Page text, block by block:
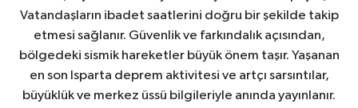
Vatandaşların ibadet saatlerini doğru bir şekilde takip
etmesi sağlanır. Güvenlik ve farkındalık açısından,
bölgedeki sismik hareketler büyük önem taşır. Yaşanan
en son Isparta deprem aktivitesi ve artçı sarsıntılar,
büyüklük ve merkez üssü bilgileriyle anında yayınlanır.